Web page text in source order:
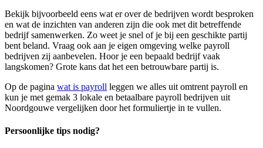
Bekijk bijvoorbeeld eens wat er over de bedrijven wordt besproken
en wat de inzichten van anderen zijn die ook met dit betreffende
bedrijf samenwerken. Zo weet je snel of je bij een geschikte partij
bent beland. Vraag ook aan je eigen omgeving welke payroll
bedrijven zij aanbevelen. Hoor je een bepaald bedrijf vaak
langskomen? Grote kans dat het een betrouwbare partij is.
Op de pagina wat is payroll leggen we alles uit omtrent payroll en
kun je met gemak 3 lokale en betaalbare payroll bedrijven uit
Noordgouwe vergelijken door het formuliertje in te vullen.
Persoonlijke tips nodig?